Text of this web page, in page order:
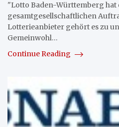
"Lotto Baden-Württemberg hat
gesamtgesellschaftlichen
Lotterieanbieter gehört es zu
Gemeinwohl…
Continue Reading